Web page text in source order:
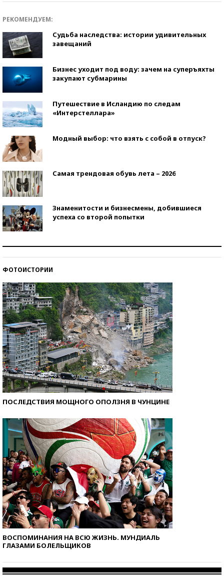
РЕКОМЕНДУЕМ:
Судьба наследства: истории удивительных
завещаний
Бизнес уходит под воду: зачем на суперъяхты
закупают субмарины
Путешествие в Исландию по следам
«Интерстеллара»
Модный выбор: что взять с собой в отпуск?
Самая трендовая обувь лета – 2026
Знаменитости и бизнесмены, добившиеся
успеха со второй попытки
ФОТОИСТОРИИ
ПОСЛЕДСТВИЯ МОЩНОГО ОПОЛЗНЯ В ЧУНЦИНЕ
ВОСПОМИНАНИЯ НА ВСЮ ЖИЗНЬ. МУНДИАЛЬ
ГЛАЗАМИ БОЛЕЛЬЩИКОВ